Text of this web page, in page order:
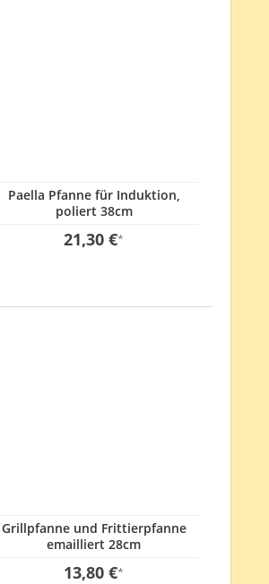
Paella Pfanne für Induktion,
poliert 38cm
21,30 €*
Grillpfanne und Frittierpfanne
emailliert 28cm
13,80 €*